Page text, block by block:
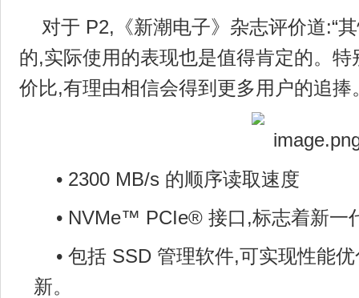
对于 P2,《新潮电子》杂志评价道:“
的,实际使用的表现也是值得肯定的。
价比,有理由相信会得到更多用户的追捧
• 2300 MB/s 的顺序读取速度
• NVMe™ PCIe® 接口,标志着新一
• 包括 SSD 管理软件,可实现性能
新。